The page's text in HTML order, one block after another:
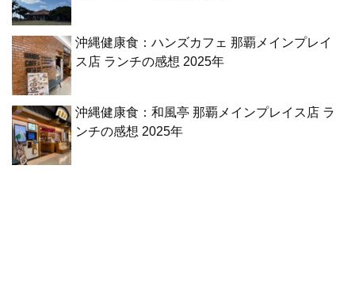
沖縄健康食：ハンズカフェ 那覇メインプレイ
ス店 ランチの感想 2025年
沖縄健康食：和風亭 那覇メインプレイス店 ラ
ンチの感想 2025年